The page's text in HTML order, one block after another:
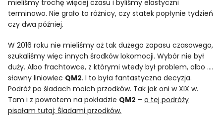
mieliśmy trochę więcej czasu i byliśmy elastyczni
terminowo. Nie grało to różnicy, czy statek popłynie tydzień
czy dwa później.
W 2016 roku nie mieliśmy aż tak dużego zapasu czasowego,
szukaliśmy więc innych środków lokomocji. Wybór nie był
duży. Albo frachtowce, z którymi wtedy był problem, albo ….
sławny liniowiec QM2. I to była fantastyczna decyzja.
Podróż po śladach moich przodków. Tak jak oni w XIX w.
Tam i z powrotem na pokładzie QM2 –o tej podróży
pisałam tutaj: Śladami przodków.